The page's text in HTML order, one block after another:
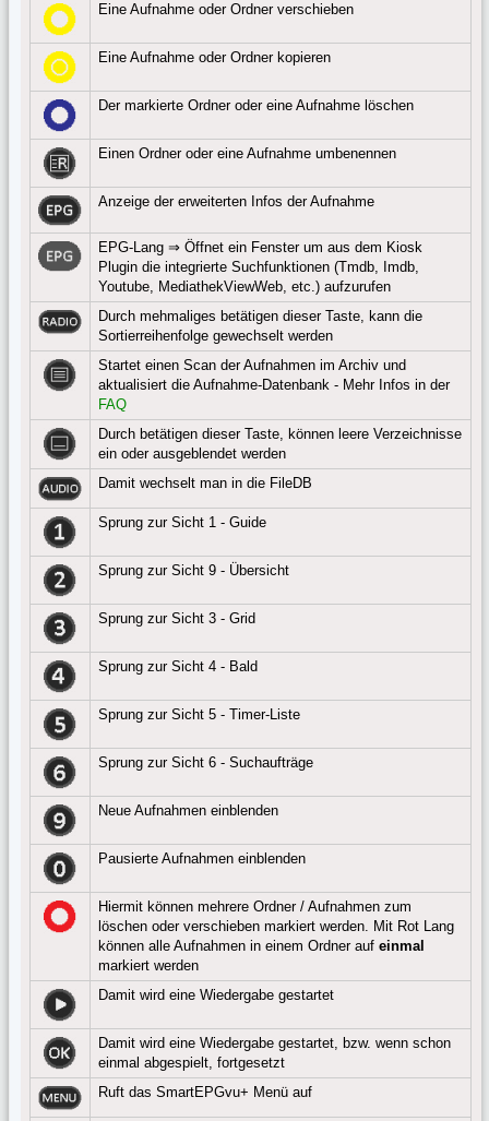
Eine Aufnahme oder Ordner verschieben
Eine Aufnahme oder Ordner kopieren
Der markierte Ordner oder eine Aufnahme löschen
Einen Ordner oder eine Aufnahme umbenennen
Anzeige der erweiterten Infos der Aufnahme
EPG-Lang ⇒ Öffnet ein Fenster um aus dem Kiosk
Plugin die integrierte Suchfunktionen (Tmdb, Imdb,
Youtube, MediathekViewWeb, etc.) aufzurufen
Durch mehmaliges betätigen dieser Taste, kann die
Sortierreihenfolge gewechselt werden
Startet einen Scan der Aufnahmen im Archiv und
aktualisiert die Aufnahme-Datenbank - Mehr Infos in der
FAQ
Durch betätigen dieser Taste, können leere Verzeichnisse
ein oder ausgeblendet werden
Damit wechselt man in die FileDB
Sprung zur Sicht 1 - Guide
Sprung zur Sicht 9 - Übersicht
Sprung zur Sicht 3 - Grid
Sprung zur Sicht 4 - Bald
Sprung zur Sicht 5 - Timer-Liste
Sprung zur Sicht 6 - Suchaufträge
Neue Aufnahmen einblenden
Pausierte Aufnahmen einblenden
Hiermit können mehrere Ordner / Aufnahmen zum
löschen oder verschieben markiert werden. Mit Rot Lang
können alle Aufnahmen in einem Ordner auf einmal
markiert werden
Damit wird eine Wiedergabe gestartet
Damit wird eine Wiedergabe gestartet, bzw. wenn schon
einmal abgespielt, fortgesetzt
Ruft das SmartEPGvu+ Menü auf